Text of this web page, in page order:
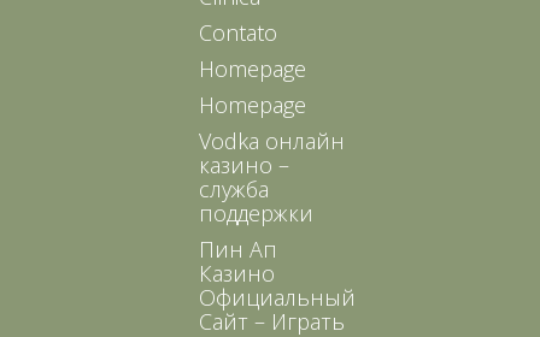
Contato
Homepage
Homepage
Vodka онлайн
казино –
служба
поддержки
Пин Ап
Казино
Официальный
Сайт – Играть